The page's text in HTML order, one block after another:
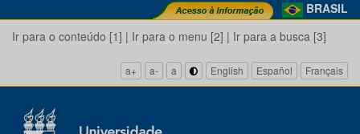
BRASIL
Ir para o conteúdo [1] | Ir para o menu [2] | Ir para a busca [3]
a+ a- a English Español Français